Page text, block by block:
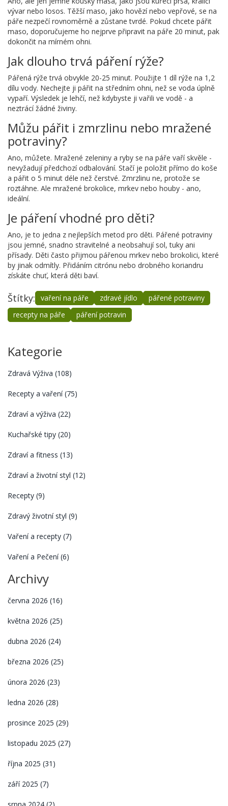
vývar nebo losos. Těžší maso, jako hovězí nebo vepřové, se na
páře nezpečí rovnoměrně a zůstane tvrdé. Pokud chcete pářit
maso, doporučujeme ho nejprve připravit na páře 20 minut, pak
dokončit na mírném ohni.
Jak dlouho trvá páření rýže?
Pářená rýže trvá obvykle 20-25 minut. Použijte 1 díl rýže na 1,2
dílu vody. Nechejte ji pářit na středním ohni, než se voda úplně
vypaří. Výsledek je lehčí, než kdybyste ji vařili ve vodě - a
neztrácí žádné živiny.
Můžu pářit i zmrzlinu nebo mražené
potraviny?
Ano, můžete. Mražené zeleniny a ryby se na páře vaří skvěle -
nevyžadují předchozí odbalování. Stačí je položit přímo do koše
a pářit o 5 minut déle než čerstvé. Zmrzlinu ne, protože se
roztáhne. Ale mražené brokolice, mrkev nebo houby - ano,
ideální.
Je páření vhodné pro děti?
Ano, je to jedna z nejlepších metod pro děti. Pářené potraviny
jsou jemné, snadno stravitelné a neobsahují sol, tuky ani
přísady. Děti často přijmou pářenou mrkev nebo brokolici, které
by jinak odmítly. Přidáním citrónu nebo drobného koriandru
získáte chuť, která děti baví.
Štítky: vaření na páře zdravé jídlo
pářené potraviny
recepty na páře
páření potravin
Kategorie
Zdravá Výživa (108)
Recepty a vaření(75)
Zdraví a výživa (22)
Kuchařské tipy (20)
Zdraví a fitness (13)
Zdraví a životní styl (12)
Recepty (9)
Zdravý životní styl (9)
Vaření a recepty (7)
Vaření a Pečení(6)
Archivy
června 2026 (16)
května 2026 (25)
dubna 2026 (24)
března 2026 (25)
února 2026 (23)
ledna 2026 (28)
prosince 2025 (29)
listopadu 2025 (27)
října 2025 (31)
září 2025 (7)